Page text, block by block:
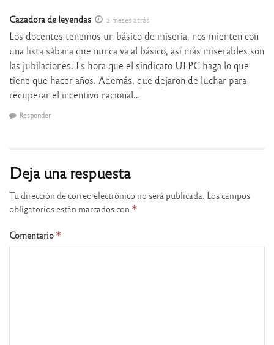
Cazadora de leyendas 2 meses atrás
Los docentes tenemos un básico de miseria, nos mienten con
una lista sábana que nunca va al básico, así más miserables son
las jubilaciones. Es hora que el sindicato UEPC haga lo que
tiene que hacer años. Además, que dejaron de luchar para
recuperar el incentivo nacional…
Responder
Deja una respuesta
Tu dirección de correo electrónico no será publicada. Los campos
obligatorios están marcados con *
Comentario *